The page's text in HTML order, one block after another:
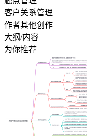
客户关系管理
作者其他创作
大纲/内容
为你推荐